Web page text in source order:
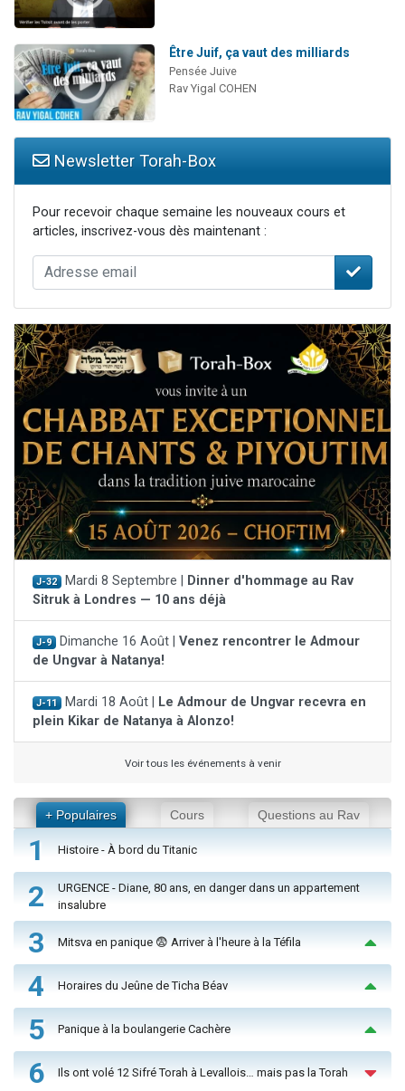
Être Juif, ça vaut des milliards
Pensée Juive
Rav Yigal COHEN
Newsletter Torah-Box
Pour recevoir chaque semaine les nouveaux cours et
articles, inscrivez-vous dès maintenant :
J-32 Mardi 8 Septembre |
Dinner d'hommage au Rav
Sitruk à Londres — 10 ans déjà
J-9 Dimanche 16 Août | Venez rencontrer le Admour
de Ungvar à Natanya!
J-11 Mardi 18 Août |
Le Admour de Ungvar recevra en
plein Kikar de Natanya à Alonzo!
Voir tous les événements à venir
+ Populaires Cours Questions au Rav
1 Histoire - À bord du Titanic
2
URGENCE - Diane, 80 ans, en danger dans un appartement
insalubre
3 Mitsva en panique 😨 Arriver à l'heure à la Téfila
4 Horaires du Jeûne de Ticha Béav
5 Panique à la boulangerie Cachère
6 Ils ont volé 12 Sifré Torah à Levallois… mais pas la Torah